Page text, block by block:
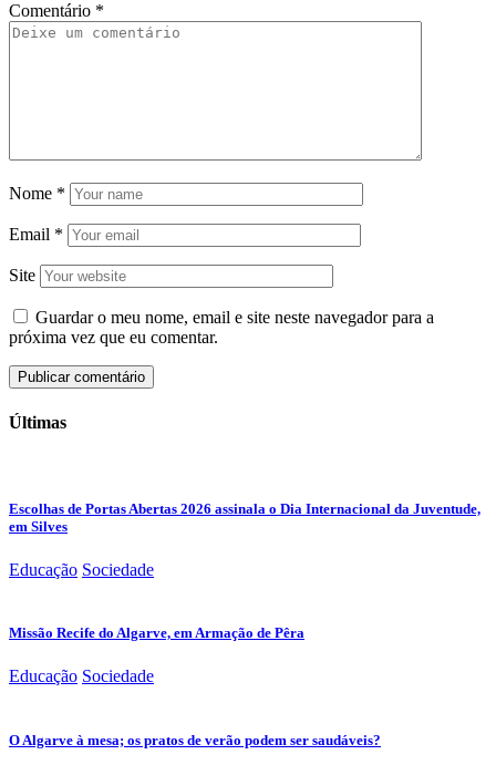
Comentário *
Nome *
Email *
Site
Guardar o meu nome, email e site neste navegador para a
próxima vez que eu comentar.
Últimas
Escolhas de Portas Abertas 2026 assinala o Dia Internacional da Juventude,
em Silves
Educação Sociedade
Missão Recife do Algarve, em Armação de Pêra
Educação Sociedade
O Algarve à mesa; os pratos de verão podem ser saudáveis?